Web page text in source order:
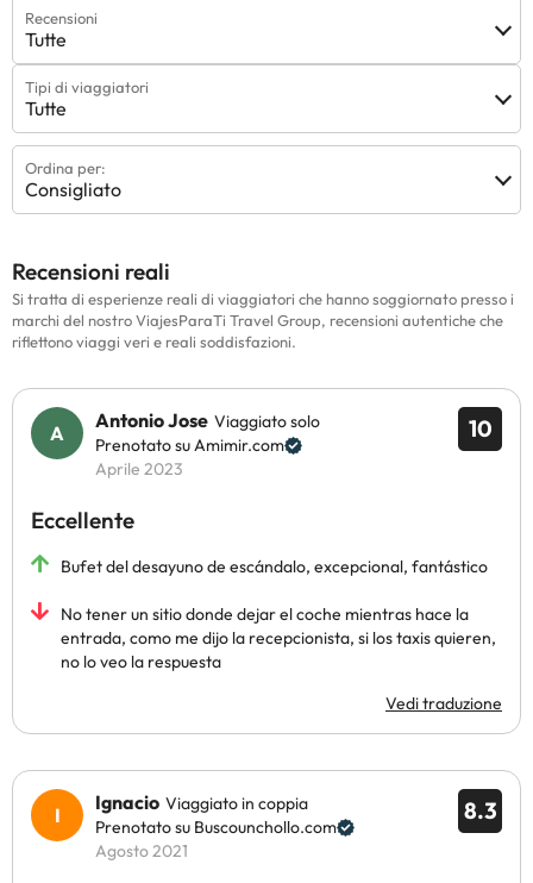
Recensioni
Tutte
Tipi di viaggiatori
Tutte
Ordina per:
Consigliato
Recensioni reali
Si tratta di esperienze reali di viaggiatori che hanno soggiornato presso i
marchi del nostro ViajesParaTi Travel Group, recensioni autentiche che
riflettono viaggi veri e reali soddisfazioni.
10
Antonio Jose Viaggiato solo
Prenotato su Amimir.com
Aprile 2023
Eccellente
Bufet del desayuno de escándalo, excepcional, fantástico
No tener un sitio donde dejar el coche mientras hace la
entrada, como me dijo la recepcionista, si los taxis quieren,
no lo veo la respuesta
Vedi traduzione
8.3
Ignacio Viaggiato in coppia
Prenotato su Buscounchollo.com
Agosto 2021